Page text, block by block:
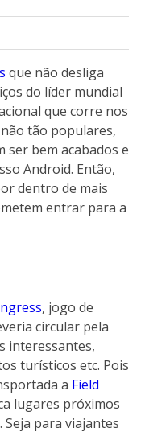
que não desliga
do líder mundial
que corre nos
tão populares,
ser bem acabados e
Android. Então,
dentro de mais
entrar para a
, jogo de
circular pela
interessantes,
turísticos etc. Pois
a Field
lugares próximos
para viajantes